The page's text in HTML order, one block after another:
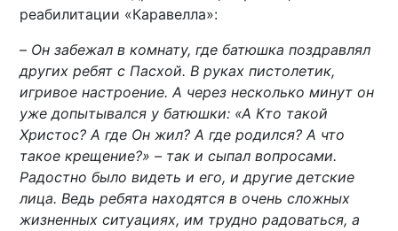
реабилитации «Каравелла»:
– Он забежал в комнату, где батюшка поздравлял
других ребят с Пасхой. В руках пистолетик,
игривое настроение. А через несколько минут он
уже допытывался у батюшки: «А Кто такой
Христос? А где Он жил? А где родился? А что
такое крещение?» – так и сыпал вопросами.
Радостно было видеть и его, и другие детские
лица. Ведь ребята находятся в очень сложных
жизненных ситуациях, им трудно радоваться, а